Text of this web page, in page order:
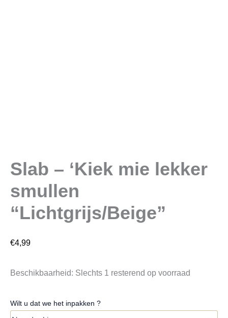
Slab – ‘Kiek mie lekker
smullen
“Lichtgrijs/Beige”
€4,99
Beschikbaarheid: Slechts 1 resterend op voorraad
Wilt u dat we het inpakken ?